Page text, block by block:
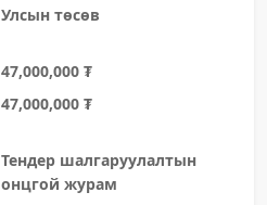
Улсын төсөв
47,000,000 ₮
47,000,000 ₮
Тендер шалгаруулалтын
онцгой журам